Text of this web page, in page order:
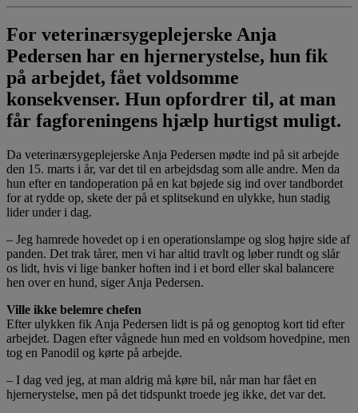
For veterinærsygeplejerske Anja
Pedersen har en hjernerystelse, hun fik
på arbejdet, fået voldsomme
konsekvenser. Hun opfordrer til, at man
får fagforeningens hjælp hurtigst muligt.
Da veterinærsygeplejerske Anja Pedersen mødte ind på sit arbejde
den 15. marts i år, var det til en arbejdsdag som alle andre. Men da
hun efter en tandoperation på en kat bøjede sig ind over tandbordet
for at rydde op, skete der på et splitsekund en ulykke, hun stadig
lider under i dag.
– Jeg hamrede hovedet op i en operationslampe og slog højre side af
panden. Det trak tårer, men vi har altid travlt og løber rundt og slår
os lidt, hvis vi lige banker hoften ind i et bord eller skal balancere
hen over en hund, siger Anja Pedersen.
Ville ikke belemre chefen
Efter ulykken fik Anja Pedersen lidt is på og genoptog kort tid efter
arbejdet. Dagen efter vågnede hun med en voldsom hovedpine, men
tog en Panodil og kørte på arbejde.
– I dag ved jeg, at man aldrig må køre bil, når man har fået en
hjernerystelse, men på det tidspunkt troede jeg ikke, det var det.